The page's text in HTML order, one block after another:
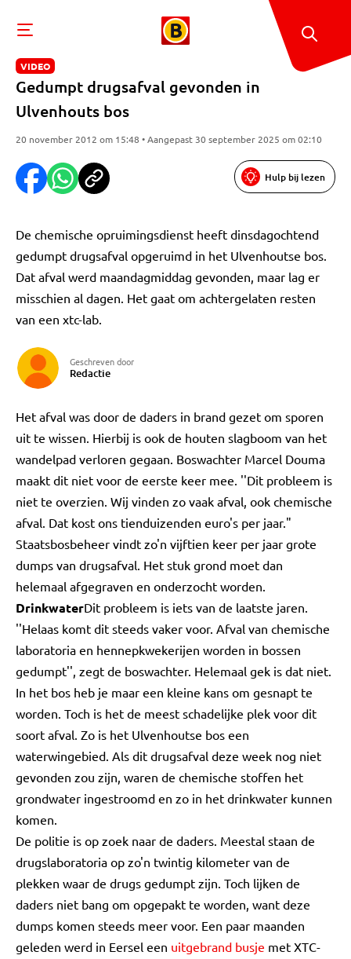
VIDEO
Gedumpt drugsafval gevonden in
Ulvenhouts bos
20 november 2012 om 15:48 • Aangepast 30 september 2025 om 02:10
Hulp bij lezen
De chemische opruimingsdienst heeft dinsdagochtend
gedumpt drugsafval opgeruimd in het Ulvenhoutse bos.
Dat afval werd maandagmiddag gevonden, maar lag er
misschien al dagen. Het gaat om achtergelaten resten
van een xtc-lab.
Geschreven door
Redactie
Het afval was door de daders in brand gezet om sporen
uit te wissen. Hierbij is ook de houten slagboom van het
wandelpad verloren gegaan. Boswachter Marcel Douma
maakt dit niet voor de eerste keer mee. ''Dit probleem is
niet te overzien. Wij vinden zo vaak afval, ook chemische
afval. Dat kost ons tienduizenden euro's per jaar."
Staatsbosbeheer vindt zo'n vijftien keer per jaar grote
dumps van drugsafval. Het stuk grond moet dan
helemaal afgegraven en onderzocht worden.
DrinkwaterDit probleem is iets van de laatste jaren.
''Helaas komt dit steeds vaker voor. Afval van chemische
laboratoria en hennepkwekerijen worden in bossen
gedumpt'', zegt de boswachter. Helemaal gek is dat niet.
In het bos heb je maar een kleine kans om gesnapt te
worden. Toch is het de meest schadelijke plek voor dit
soort afval. Zo is het Ulvenhoutse bos een
waterwingebied. Als dit drugsafval deze week nog niet
gevonden zou zijn, waren de chemische stoffen het
grondwater ingestroomd en zo in het drinkwater kunnen
komen.
De politie is op zoek naar de daders. Meestal staan de
drugslaboratoria op zo'n twintig kilometer van de
plekken waar de drugs gedumpt zijn. Toch lijken de
daders niet bang om opgepakt te worden, want deze
dumps komen steeds meer voor. Een paar maanden
geleden werd in Eersel een uitgebrand busje met XTC-